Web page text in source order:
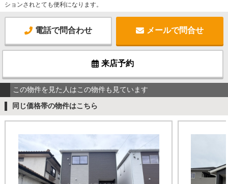
ションされとても便利になります。
電話で問合わせ メールで問合せ
来店予約
この物件を見た人はこの物件も見ています
同じ価格帯の物件はこちら